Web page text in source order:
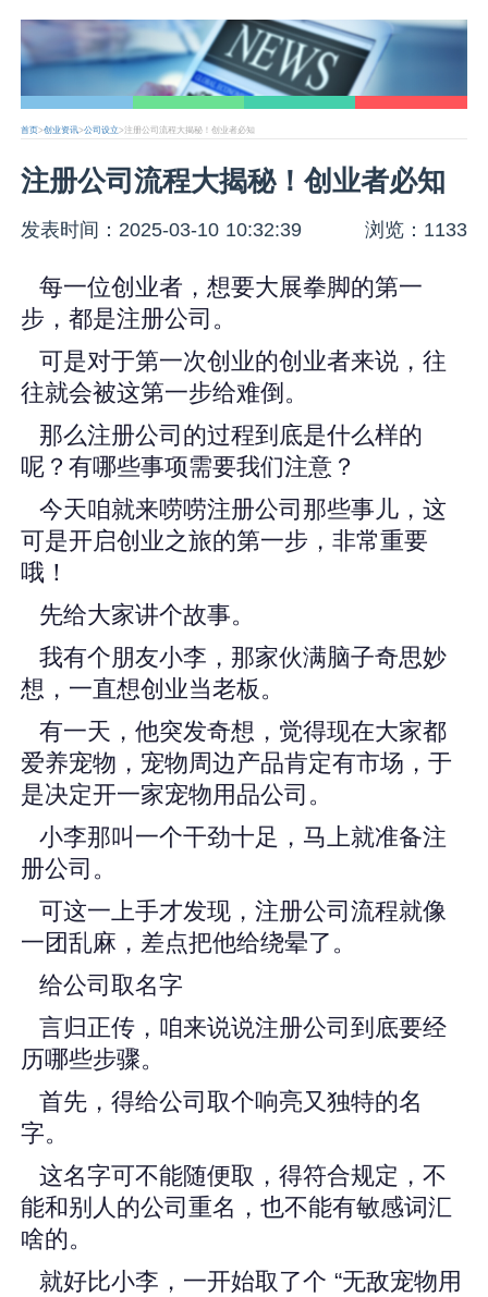
首页>创业资讯>公司设立>注册公司流程大揭秘！创业者必知
注册公司流程大揭秘！创业者必知
发表时间：2025-03-10 10:32:39 浏览：1133
每一位创业者，想要大展拳脚的第一
步，都是注册公司。
可是对于第一次创业的创业者来说，往
往就会被这第一步给难倒。
那么注册公司的过程到底是什么样的
呢？有哪些事项需要我们注意？
今天咱就来唠唠注册公司那些事儿，这
可是开启创业之旅的第一步，非常重要
哦！
先给大家讲个故事。
我有个朋友小李，那家伙满脑子奇思妙
想，一直想创业当老板。
有一天，他突发奇想，觉得现在大家都
爱养宠物，宠物周边产品肯定有市场，于
是决定开一家宠物用品公司。
小李那叫一个干劲十足，马上就准备注
册公司。
可这一上手才发现，注册公司流程就像
一团乱麻，差点把他给绕晕了。
给公司取名字
言归正传，咱来说说注册公司到底要经
历哪些步骤。
首先，得给公司取个响亮又独特的名
字。
这名字可不能随便取，得符合规定，不
能和别人的公司重名，也不能有敏感词汇
啥的。
就好比小李，一开始取了个 “无敌宠物用